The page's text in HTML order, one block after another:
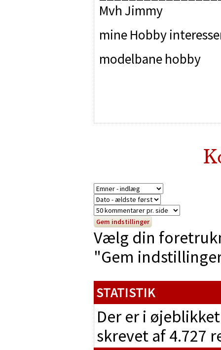
Mvh Jimmy
mine Hobby
modelbane hobby
Vælg din
"Gem
STATISTIK
Der er i
skrevet af 4.727